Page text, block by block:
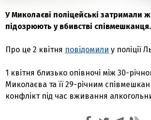
У Миколаєві поліцейські затримали
підозрюють у вбивстві співмешканця.
Про це 2 квітня повідомили у поліції
1 квітня близько опівночі між 30-
Миколаєва та її 29-річним
конфлікт під час вживання